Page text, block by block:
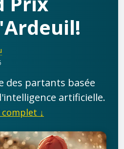
des partants basée
artificielle.
↓